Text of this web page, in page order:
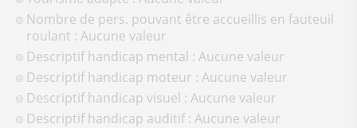
Nombre de pers. pouvant être accueillis en fauteuil
roulant : Aucune valeur
Descriptif handicap mental : Aucune valeur
Descriptif handicap moteur : Aucune valeur
Descriptif handicap visuel : Aucune valeur
Descriptif handicap auditif : Aucune valeur